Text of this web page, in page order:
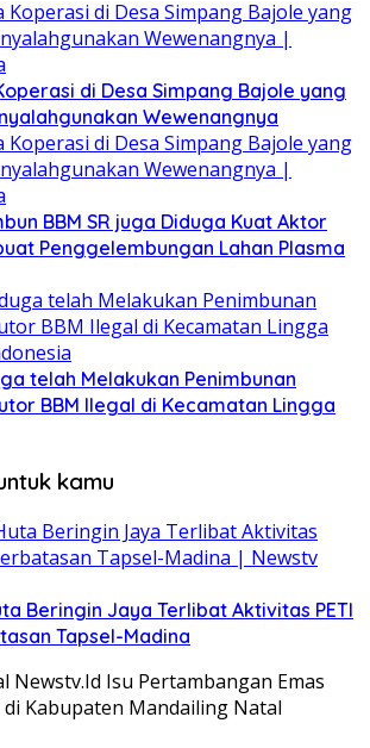
di Desa Simpang Bajole yang
Wewenangnya
BBM SR juga Diduga Kuat Aktor
Penggelembungan Lahan Plasma
telah Melakukan Penimbunan
BBM Ilegal di Kecamatan Lingga
kamu
Beringin Jaya Terlibat Aktivitas PETI
Tapsel-Madina
Newstv.Id Isu Pertambangan Emas
di Kabupaten Mandailing Natal